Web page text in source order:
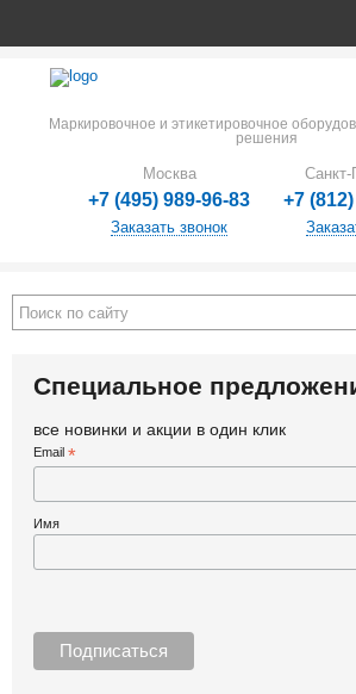
Маркировочное и этикетировочное
решения
Москва
+7 (495) 989-96-83
Заказать звонок
Санкт-
+7
Специальное
все новинки и акции в один клик
Email *
Имя